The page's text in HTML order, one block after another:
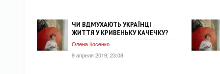
ЧИ ВДМУХАЮТЬ УКРАЇНЦІ
ЖИТТЯ У КРИВЕНЬКУ КАЧЕЧКУ?
Олена Косенко
9 апреля 2019, 23:08